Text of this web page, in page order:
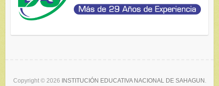
Copyright © 2026 INSTITUCIÓN EDUCATIVA NACIONAL DE SAHAGUN